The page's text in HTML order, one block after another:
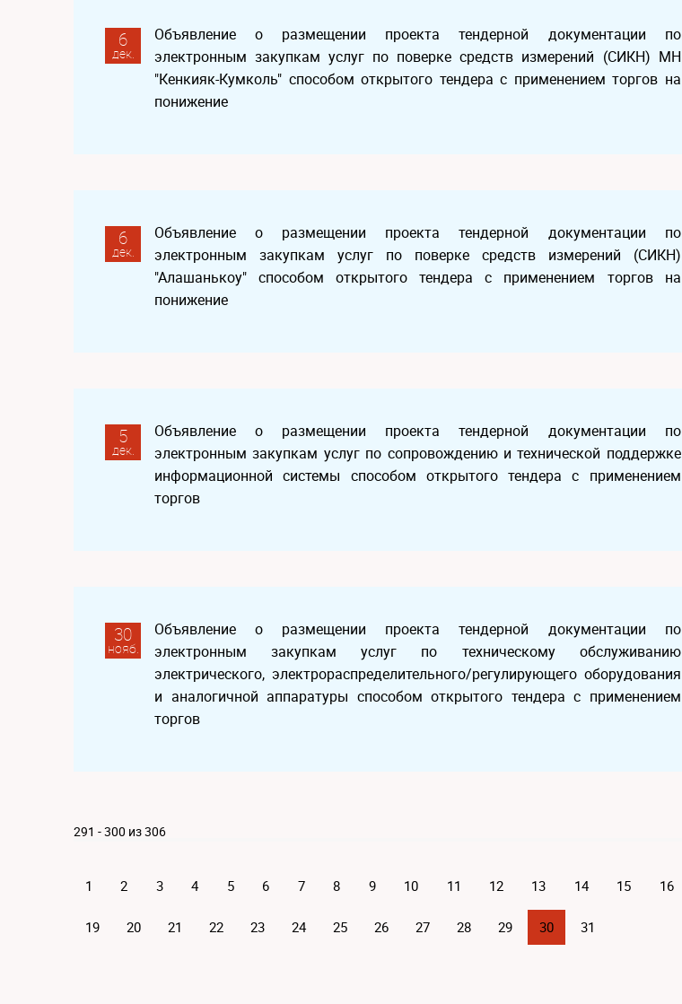
6
дек.
Объявление о размещении проекта тендерной документации по
электронным закупкам услуг по поверке средств измерений (СИКН) МН
"Кенкияк-Кумколь" способом открытого тендера с применением торгов на
понижение
6
дек.
Объявление о размещении проекта тендерной документации по
электронным закупкам услуг по поверке средств измерений (СИКН)
"Алашанькоу" способом открытого тендера с применением торгов на
понижение
5
дек.
Объявление о размещении проекта тендерной документации по
электронным закупкам услуг по сопровождению и технической поддержке
информационной системы способом открытого тендера с применением
торгов
30
нояб.
Объявление о размещении проекта тендерной документации по
электронным закупкам услуг по техническому обслуживанию
электрического, электрораспределительного/регулирующего оборудования
и аналогичной аппаратуры способом открытого тендера с применением
торгов
291 - 300 из 306
1 2 3 4 5 6 7 8 9 10 11 12 13 14 15 16
19 20 21 22 23 24 25 26 27 28 29 30 31